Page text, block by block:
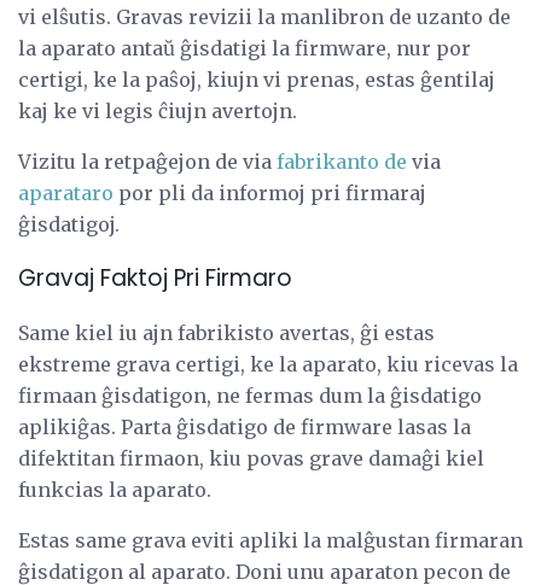
vi elŝutis. Gravas revizii la manlibron de uzanto de
la aparato antaŭ ĝisdatigi la firmware, nur por
certigi, ke la paŝoj, kiujn vi prenas, estas ĝentilaj
kaj ke vi legis ĉiujn avertojn.
Vizitu la retpaĝejon de via fabrikanto de via
aparataro por pli da informoj pri firmaraj
ĝisdatigoj.
Gravaj Faktoj Pri Firmaro
Same kiel iu ajn fabrikisto avertas, ĝi estas
ekstreme grava certigi, ke la aparato, kiu ricevas la
firmaan ĝisdatigon, ne fermas dum la ĝisdatigo
aplikiĝas. Parta ĝisdatigo de firmware lasas la
difektitan firmaon, kiu povas grave damaĝi kiel
funkcias la aparato.
Estas same grava eviti apliki la malĝustan firmaran
ĝisdatigon al aparato. Doni unu aparaton pecon de